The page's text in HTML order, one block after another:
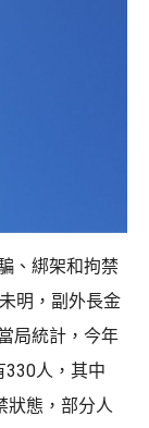
、綁架和拘禁
明，副外長金
局統計，今年
330人，其中
狀態，部分人